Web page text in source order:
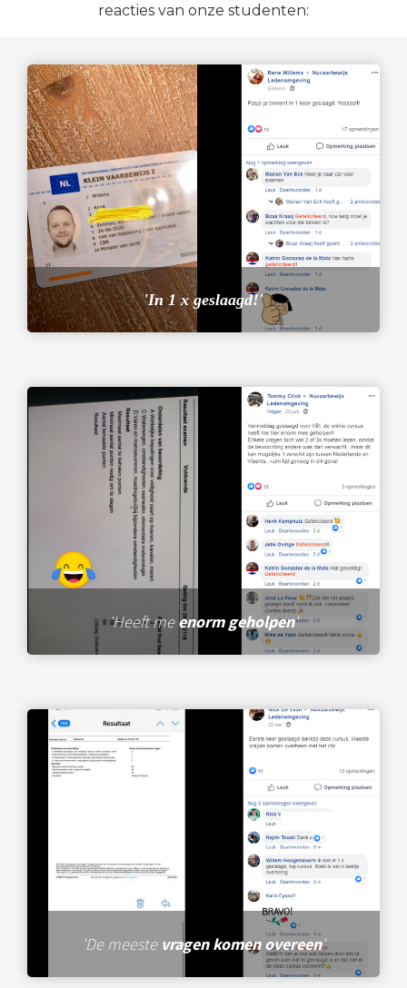
reacties van onze studenten:
'In 1 x geslaagd!'
'Heeft meenorm geholpen'
'De meeste vragen komen overeen'